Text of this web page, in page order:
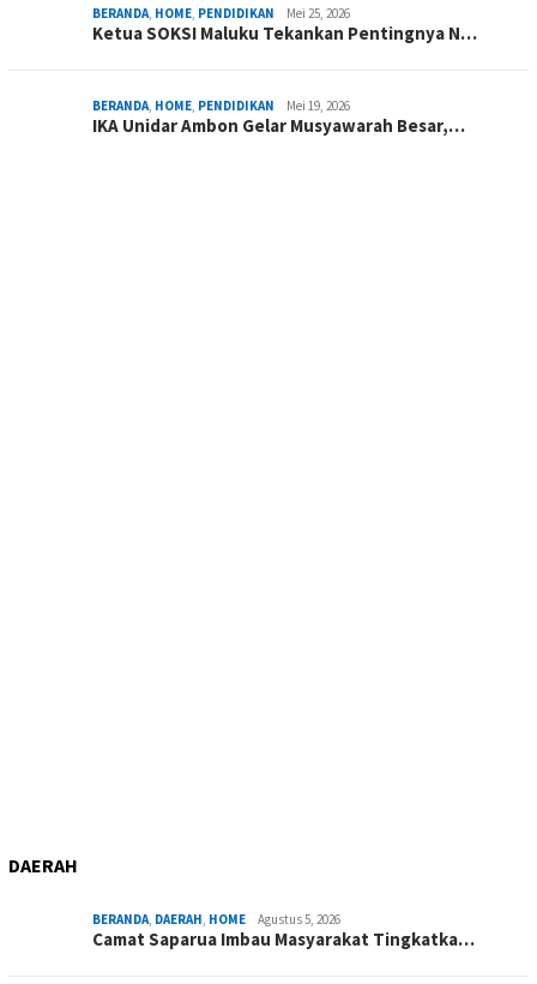
BERANDA HOME PENDIDIKAN Mei 25, 2026
Ketua SOKSI Maluku Tekankan Pentingnya N…
BERANDA HOME PENDIDIKAN Mei 19, 2026
IKA Unidar Ambon Gelar Musyawarah Besar,…
DAERAH
BERANDA DAERAH HOME Agustus 5, 2026
Camat Saparua Imbau Masyarakat Tingkatka…